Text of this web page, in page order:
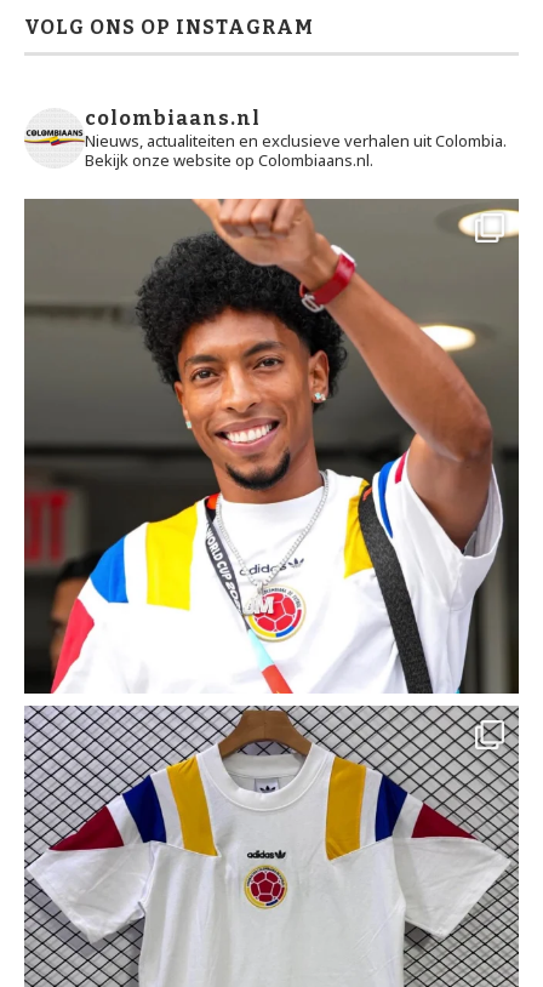
VOLG ONS OP INSTAGRAM
colombiaans.nl
Nieuws, actualiteiten en exclusieve verhalen uit Colombia.
Bekijk onze website op Colombiaans.nl.